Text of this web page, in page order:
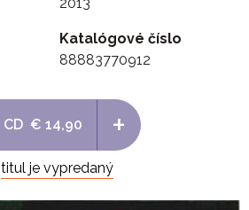
2013
Katalógové číslo
88883770912
CD € 14,90 +
titul je vypredaný